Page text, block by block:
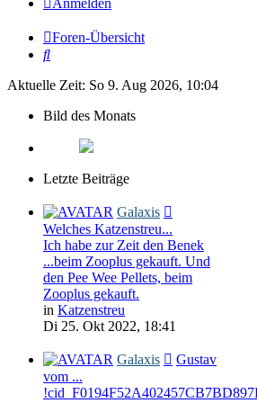
Anmelden
Foren-Übersicht
Suche
Aktuelle Zeit: So 9. Aug 2026, 10:04
Bild des Monats
Letzte Beiträge
Galaxis
Welches Katzenstreu...
Ich habe zur Zeit den Benek
...beim Zooplus gekauft. Und
den Pee Wee Pellets, beim
Zooplus gekauft.
in Katzenstreu
Di 25. Okt 2022, 18:41
Galaxis
Gustav
vom ...